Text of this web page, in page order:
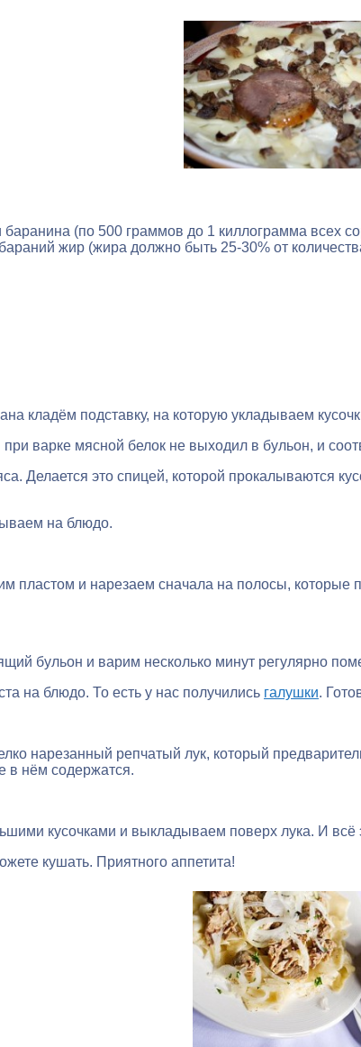
(по 500 граммов до 1 киллограмма всех
жир (жира должно быть 25-30% от
кладём подставку, на которую укладываем
варке мясной белок не выходил в бульон, и
Делается это спицей, которой прокалываются
на блюдо.
пластом и нарезаем сначала на полосы,
бульон и варим несколько минут регулярно
на блюдо. То есть у нас получились галушки.
нарезанный репчатый лук, который
в нём содержатся.
кусочками и выкладываем поверх лука. И
кушать. Приятного аппетита!